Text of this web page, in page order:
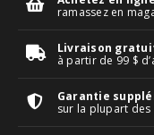
ramassez en
Livraison
à partir de 99 $
Garantie
sur la plupart des